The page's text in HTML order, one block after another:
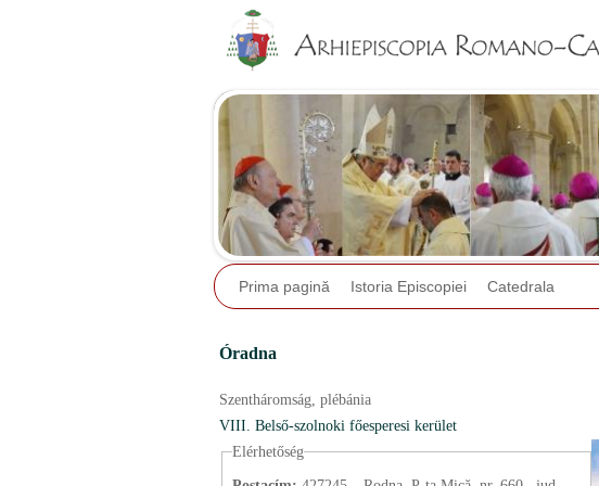
Prima pagină Istoria Episcopiei Catedrala
Óradna
Szentháromság, plébánia
VIII. Belső-szolnoki főesperesi kerület
Elérhetőség